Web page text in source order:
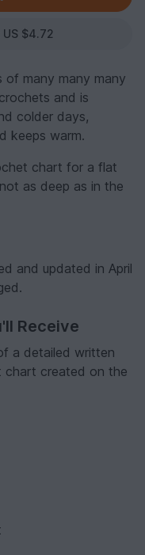
$4.72
of many many many
and is
colder days,
keeps warm.
chart for a flat
as deep as in the
and updated in April
Receive
a detailed written
created on the